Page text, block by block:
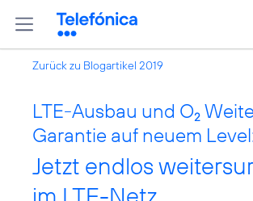
Zurück zu Blogartikel 2019
LTE-Ausbau und O2
Garantie auf neuem
Jetzt endlos